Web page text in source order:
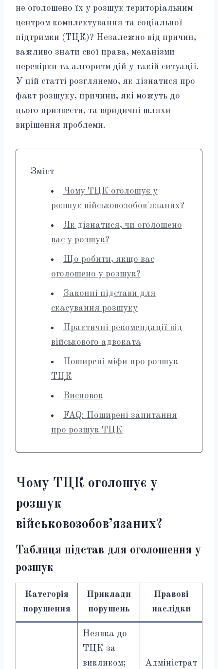
не оголошено їх у розшук територіальним
центром комплектування та соціальної
підтримки (ТЦК)? Незалежно від причин,
важливо знати свої права, механізми
перевірки та алгоритм дій у такій ситуації.
У цій статті розглянемо, як дізнатися про
факт розшуку, причини, які можуть до
цього призвести, та юридичні шляхи
вирішення проблеми.
Зміст
Чому ТЦК оголошує у
розшук військовозобов'язаних?
Як дізнатися, чи оголошено
вас у розшук?
Що робити, якщо вас
оголошено у розшук?
Законні підстави для
скасування розшуку
Практичні рекомендації від
військового адвоката
Поширені міфи про розшук
ТЦК
Висновок
FAQ: Поширені запитання
про розшук ТЦК
Чому ТЦК оголошує у
розшук
військовозобов’язаних?
Таблиця підстав для оголошення у
розшук
Категорія
порушення
Приклади
порушень
Правові
наслідки
Неявка до
ТЦК за
викликом;
Адміністрат